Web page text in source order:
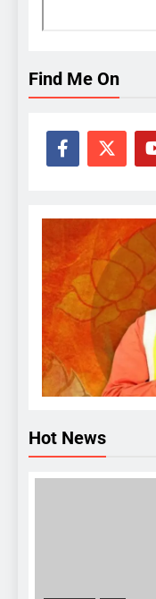
Find Me On
Hot News